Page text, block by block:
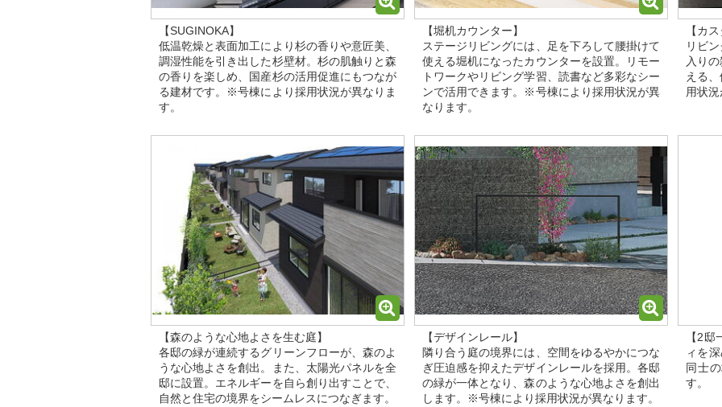
【SUGINOKA】
低温乾燥と表面加工により杉の香りや意匠美、
調湿性能を引き出した杉壁材。杉の肌触りと森
の香りを楽しめ、国産杉の活用促進にもつなが
る建材です。※号棟により採用状況が異なりま
す。
【堀机カウンター】
ステージリビングには、足を下ろして腰掛けて
使える堀机になったカウンターを設置。リモー
トワークやリビング学習、読書など多彩なシー
ンで活用できます。※号棟により採用状況が異
なります。
【カ
リビ
入り
える
用状
【森のような心地よさを生む庭】
各邸の緑が連続するグリーンフローが、森のよ
うな心地よさを創出。また、太陽光パネルを全
邸に設置。エネルギーを自ら創り出すことで、
自然と住宅の境界をシームレスにつなぎます。
【デザインレール】
隣り合う庭の境界には、空間をゆるやかにつな
ぎ圧迫感を抑えたデザインレールを採用。各邸
の緑が一体となり、森のような心地よさを創出
します。※号棟により採用状況が異なります。
【2
ィを
同士
す。